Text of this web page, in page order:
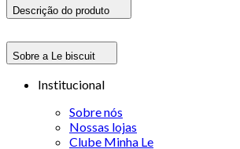
Descrição do produto
Sobre a Le biscuit
Institucional
Sobre nós
Nossas lojas
Clube Minha Le